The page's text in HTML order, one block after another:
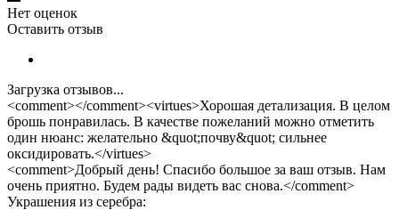
Нет оценок
Оставить отзыв
Загрузка отзывов...
<comment></comment><virtues>Хорошая детализация. В целом
брошь понравилась. В качестве пожеланий можно отметить
один нюанс: желательно &quot;почву&quot; сильнее
оксидировать.</virtues>
<comment>Добрый день! Спасибо большое за ваш отзыв. Нам
очень приятно. Будем рады видеть вас снова.</comment>
Украшения из серебра: